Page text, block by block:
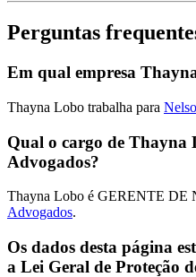
Perguntas
Em qual empresa
Thayna Lobo trabalha para
Qual o cargo de Thayna
Advogados?
Thayna Lobo é GERENTE DE
Advogados.
Os dados desta página
a Lei Geral de Proteção